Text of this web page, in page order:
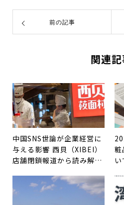
前の記事
関連
中国SNS世論が企業経営に
与える影響 ――西貝（XIBEI）
店舗閉鎖報道から読み解く
粧
い